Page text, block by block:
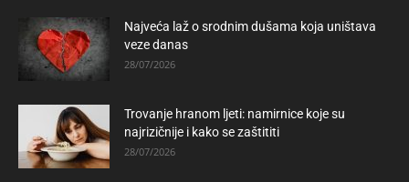
Najveća laž o srodnim dušama koja uništava
veze danas
28/07/2026
Trovanje hranom ljeti: namirnice koje su
najrizičnije i kako se zaštititi
28/07/2026